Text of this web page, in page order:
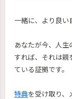
一緒に、より良い
あなたが今、人
すれば、それは親
ている証拠です。
特典を受け取り、